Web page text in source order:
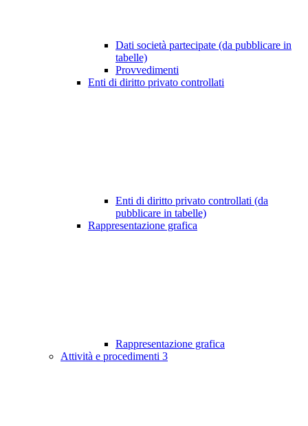
Dati società partecipate (da pubblicare in
tabelle)
Provvedimenti
Enti di diritto privato controllati
Enti di diritto privato controllati (da
pubblicare in tabelle)
Rappresentazione grafica
Rappresentazione grafica
Attività e procedimenti 3